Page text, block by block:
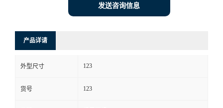
发送咨询信息
产品详请
外型尺寸 123
货号 123